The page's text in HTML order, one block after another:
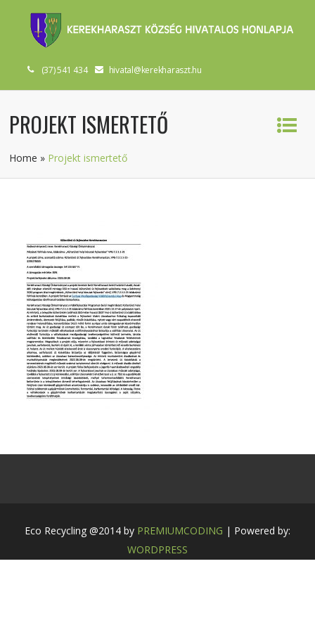
(37) 541 434 hivatal@kerekharaszt.hu
PROJEKT ISMERTETŐ
Home » Projekt ismertető
Eco Recycling @2014 by PREMIUMCODING | Powered by:
WORDPRESS